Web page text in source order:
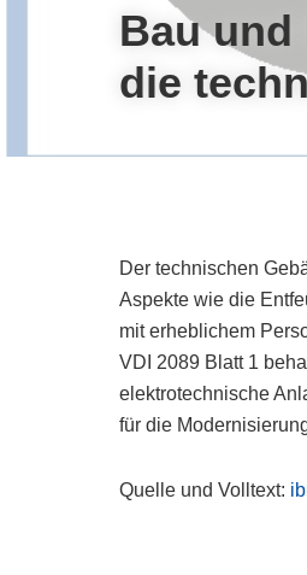
Bau
die
Der technischen
Aspekte wie die
mit erheblichem
VDI 2089 Blatt 1
elektrotechnische
für die
Quelle und Volltext: